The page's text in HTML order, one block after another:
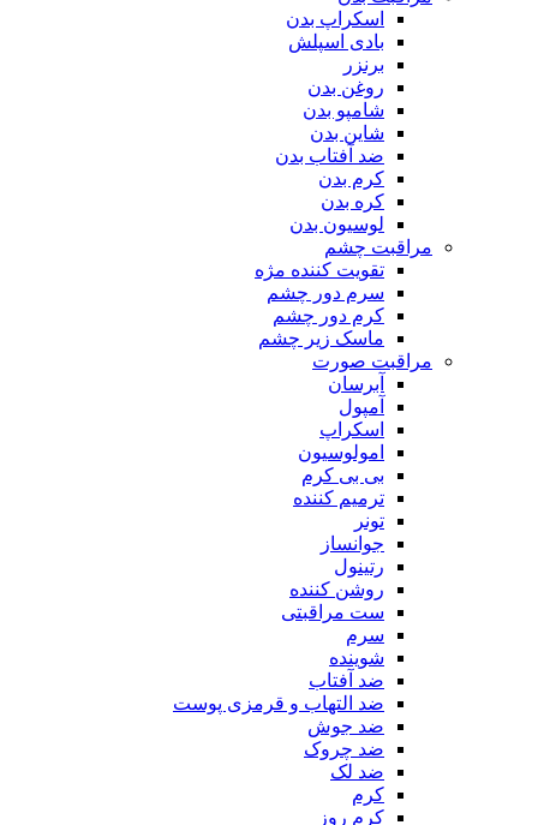
اسکراپ بدن
بادی اسپلش
برنزر
روغن بدن
شامپو بدن
شاین بدن
ضد آفتاب بدن
کرم بدن
کره بدن
لوسیون بدن
مراقبت چشم
تقویت کننده مژه
سرم دور چشم
کرم دور چشم
ماسک زیر چشم
مراقبت صورت
آبرسان
آمپول
اسکراپ
امولوسیون
بی بی کرم
ترمیم کننده
تونر
جوانساز
رتینول
روشن کننده
ست مراقبتی
سرم
شوینده
ضد آفتاب
ضد التهاب و قرمزی پوست
‌ضد جوش
ضد چروک
ضد لک
کرم
کرم روز